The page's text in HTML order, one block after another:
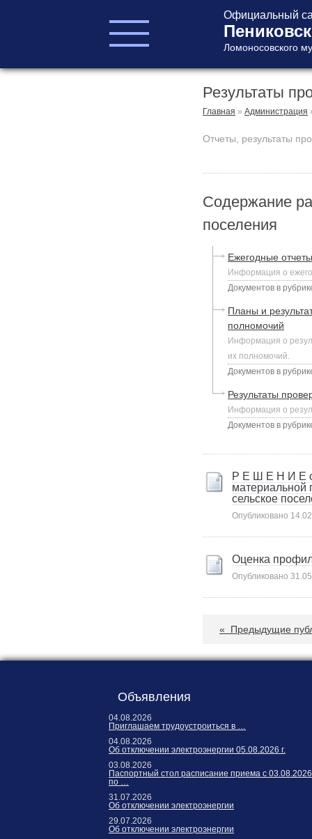
Официальный
Ломоносовского
Результаты
Главная » Администрация
Отчеты, результаты
Содержание
поселения
Ежегодные
Информация о
Документов в
Планы и
полномочий
Информация о
их полномочий.
Документов в
Результаты
Информация о
Документов в
Р Е Ш Е Н И Е
материальной
сельское
Опубликовано
Оценка
Опубликовано
« Предыдущие
Объявления
04.08.2026
Приглашаем трудоустроиться в …
04.08.2026
Об отключении электроэнергии 05.08.2026 г.
03.08.2026
Паспортный стол расписание приема с 03.08.2026
по …
31.07.2026
Об отключении электроэнергии
29.07.2026
Об отключении электроэнергии